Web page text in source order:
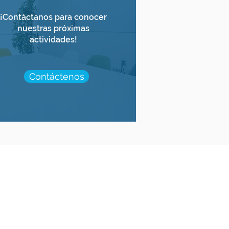
¡Contáctanos para conocer
nuestras próximas
actividades!
Contáctenos